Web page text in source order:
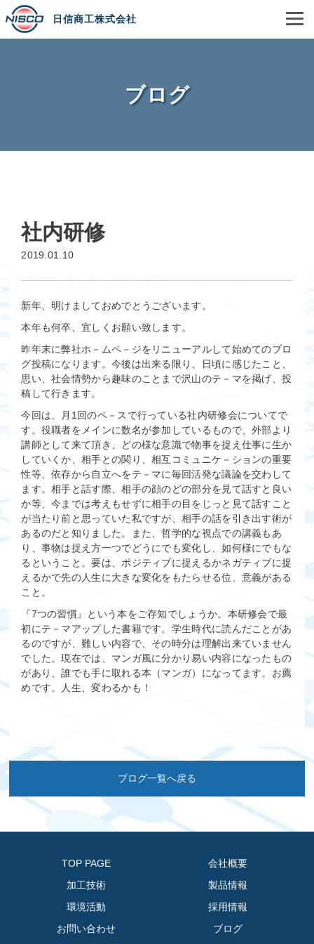
日信商工株式会社
ブログ
社内研修
2019.01.10
新年、明けましておめでとうございます。
本年も何卒、宜しくお願い致します。
昨年末に弊社ホ－ムペ－ジをリニューアルして始めてのブロ
グ投稿になります。今後は出来る限り、日頃に感じたこと、
思い、社会情勢から趣味のことまで沢山のテ－マを掲げ、投
稿して行きます。
今回は、月1回のペ－スで行っている社内研修会についてで
す。役職者をメインに数名が参加しているもので、外部より
講師として来て頂き、どの様な意識で物事を捉え仕事に生か
していくか、相手との関り、相互コミュニケ－ションの重要
性等、依存から自立へをテ－マに毎回活発な議論を交わして
ます。相手と話す際、相手の顔のどの部分を見て話すと良い
か等、今までは考えもせずに相手の目をじっと見て話すこと
が当たり前と思っていた私ですが、相手の話を引き出す術が
あるのだと知りました。また、哲学的な視点での講義もあ
り、事物は捉え方一つでどうにでも変化し、如何様にでもな
るということ。要は、ポジティブに捉えるかネガティブに捉
えるかで先の人生に大きな変化をもたらせる位、意義がある
こと。
『7つの習慣』という本をご存知でしょうか。本研修会で最
初にテ－マアップした書籍です。学生時代に読んだことがあ
るのですが、難しい内容で、その時分は理解出来ていません
でした。現在では、マンガ風に分かり易い内容になったもの
があり、誰でも手に取れる本（マンガ）になってます。お薦
めです。人生、変わるかも！
ブログ一覧へ戻る
TOP PAGE
会社概要
加工技術
製品情報
環境活動
採用情報
お問い合わせ
ブログ